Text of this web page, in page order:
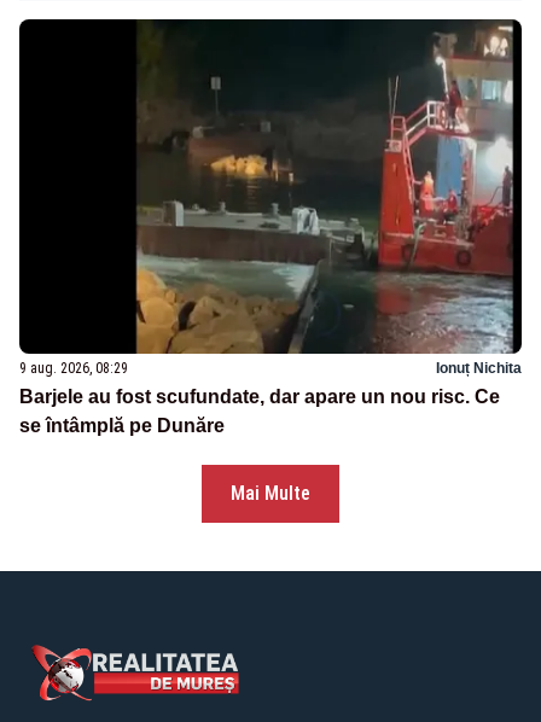
9 aug. 2026, 08:29 Ionuț Nichita
Barjele au fost scufundate, dar apare un nou risc. Ce
se întâmplă pe Dunăre
Mai Multe